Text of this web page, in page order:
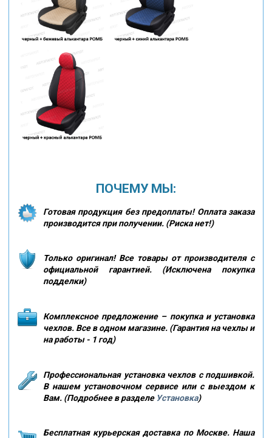
ПОЧЕМУ МЫ:
Готовая продукция без предоплаты! Оплата заказа
производится при получении. (Риска нет!)
Только оригинал! Все товары от производителя с
официальной гарантией. (Исключена покупка
подделки)
Комплексное предложение – покупка и установка
чехлов. Все в одном магазине. (Гарантия на чехлы и
на работы - 1 год)
Профессиональная установка чехлов с подшивкой.
В нашем установочном сервисе или с выездом к
Вам. (Подробнее в разделе Установка)
Бесплатная курьерская доставка по Москве. Наша